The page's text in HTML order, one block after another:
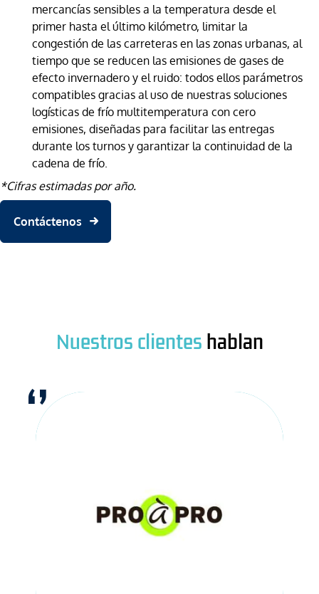
mercancías sensibles a la temperatura desde el
primer hasta el último kilómetro, limitar la
congestión de las carreteras en las zonas urbanas, al
tiempo que se reducen las emisiones de gases de
efecto invernadero y el ruido: todos ellos parámetros
compatibles gracias al uso de nuestras soluciones
logísticas de frío multitemperatura con cero
emisiones, diseñadas para facilitar las entregas
durante los turnos y garantizar la continuidad de la
cadena de frío.
*Cifras estimadas por año.
Contáctenos
Nuestros clientes hablan